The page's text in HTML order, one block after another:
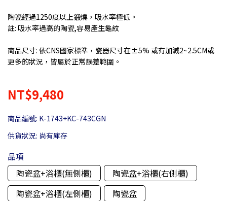
陶瓷經過1250度以上鍛燒，吸水率極低。
註: 吸水率過高的陶瓷,容易產生龜紋
商品尺寸: 依CNS國家標準，瓷器尺寸在±5% 或有加減2~2.5CM或
更多的狀況，皆屬於正常誤差範圍。
NT$9,480
商品編號: K-1743+KC-743CGN
供貨狀況: 尚有庫存
品項
陶瓷盆+浴櫃(無側櫃)
陶瓷盆+浴櫃(右側櫃)
陶瓷盆+浴櫃(左側櫃)
陶瓷盆